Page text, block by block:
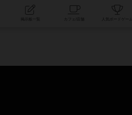
コミュニティ